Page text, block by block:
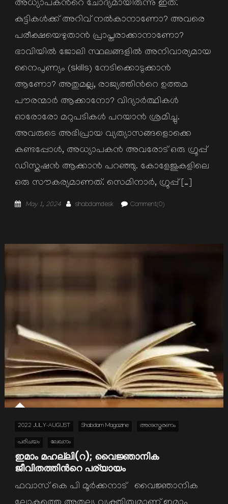
അധ്യാപകന്‍റെ ചോദ്യമായിരുന്നു ഇത്.
കുട്ടികള്‍ക്ക് അറിവ് നല്‍കാനാണോ? അവരെ
പരീക്ഷയെഴുതാന്‍ പ്രാപ്തരാക്കാനാണോ?
ഭാവിയില്‍ ജോലി സ്ഥലങ്ങളില്‍ അനിവാര്യമായ
നൈപുണ്യം (skills) നേടിക്കൊടുക്കാന്‍
ആണോ? അതുമല്ല, രാജ്യത്തിന്‍റെ ഉത്തമ
പൗരന്മാര്‍ ആക്കാനോ? വിദ്യാര്‍ത്ഥികള്‍
ഓരോരോ മറുപടികള്‍ പറയാന്‍ ശ്രമിച്ചു.
അവരുടെ അഭിപ്രായ വ്യത്യാസങ്ങളൊക്കെ
കണ്ടപ്പോള്‍, അധ്യാപകന്‍ അവരോട് ഒരു ഗ്രൂപ്പ്
ഡിസ്കഷന്‍ ആക്കാന്‍ പറഞ്ഞു. കോളേജുകളിലെ
ഒരു സൗകര്യമാണത്. സെമിനാര്‍, ഗ്രൂപ്പ് […]
Posted
May 1, 2024 Author
shabdamdesk Comment(0)
2022 JULY-AUGUST Shabdam Magazine അനുസ്മരണം
പരിചയം ലേഖനം
ഇമാം മഹല്ലി(റ); വൈജ്ഞാനിക
ജീവിതത്തിന്‍റെ പര്യായം
ഫവാസ് കെ പി മൂര്‍ക്കനാട് വൈജ്ഞാനിക